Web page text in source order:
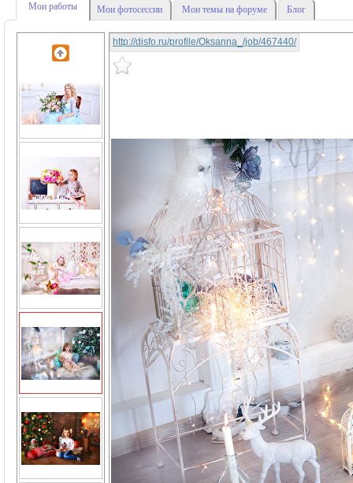
Мои работы Мои фотосессии Мои темы на форуме Блог
http://disfo.ru/profile/Oksanna_/job/467440/